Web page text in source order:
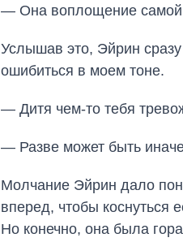
— Она воплощение самой
Услышав это, Эйрин
ошибиться в моем тоне.
— Дитя чем-то тебя
— Разве может быть
Молчание Эйрин дало
вперед, чтобы коснуться
Но конечно, она была